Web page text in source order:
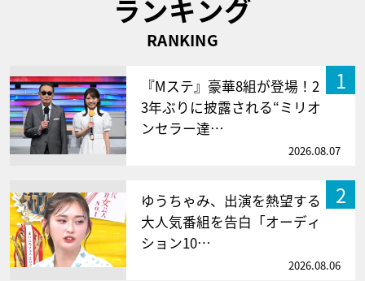
ランキング
RANKING
1
『Mステ』豪華8組が登場！2
3年ぶりに披露される“ミリオ
ンセラー達…
2026.08.07
2
ゆうちゃみ、出演を熱望する
大人気番組を告白「オーディ
ション10…
2026.08.06